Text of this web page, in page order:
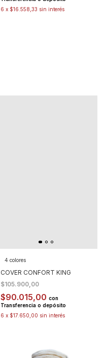
6 x $16.558,33 sin interés
4 colores
COVER CONFORT KING
$105.900,00
$90.015,00 con
Transferencia o depósito
6 x $17.650,00 sin interés